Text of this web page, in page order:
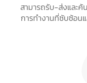
สามารถรับ-ส่งและค้
การทำงานที่ซับซ้อนแ